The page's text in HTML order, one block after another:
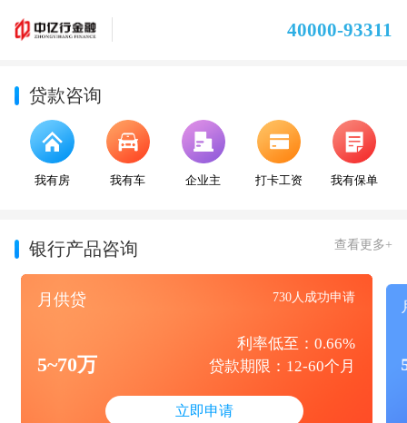
40000-93311
贷款咨询
我有房 我有车 企业主 打卡工资 我有保单
银行产品咨询 查看更多+
月供贷 730人成功申请
5~70万
利率低至：0.66%
贷款期限：12-60个月
立即申请